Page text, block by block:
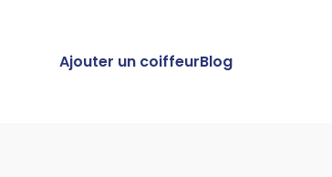
Ajouter un coiffeurBlog